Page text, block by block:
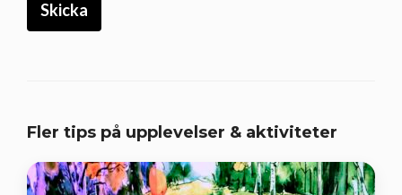
Fler tips på upplevelser & aktiviteter